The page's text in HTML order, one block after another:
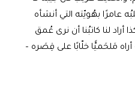
عامرًا بهُويّته التي أنشأه
أراد لنا كاتبُنا أن نرى عُمق
مَلحَميًّا خلّابًا على قِصَره –